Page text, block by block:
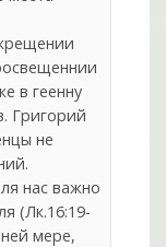
в геенну
Григорий
не
нас важно
(Лк.16:19-
мере,